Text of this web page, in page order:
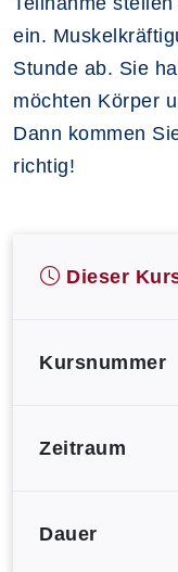
ein.
Stunde ab. Sie
möchten Körper
Dann kommen
richtig!
Dieser
Kursnummer
Zeitraum
Dauer